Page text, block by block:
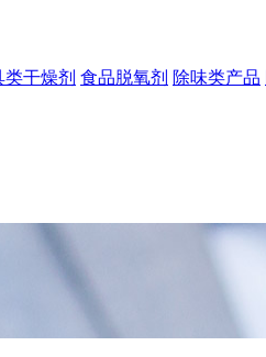
类干燥剂 食品脱氧剂 除味类产品